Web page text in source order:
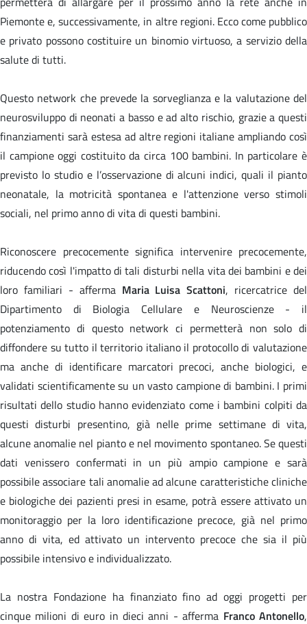
Piemonte e, successivamente, in altre regioni. Ecco come pubblico
e privato possono costituire un binomio virtuoso, a servizio della
salute di tutti.
Questo network che prevede la sorveglianza e la valutazione del
neurosviluppo di neonati a basso e ad alto rischio, grazie a questi
finanziamenti sarà estesa ad altre regioni italiane ampliando così
il campione oggi costituito da circa 100 bambini. In particolare è
previsto lo studio e l’osservazione di alcuni indici, quali il pianto
neonatale, la motricità spontanea e l'attenzione verso stimoli
sociali, nel primo anno di vita di questi bambini.
Riconoscere precocemente significa intervenire precocemente,
riducendo così l'impatto di tali disturbi nella vita dei bambini e dei
loro familiari - afferma Maria Luisa Scattoni, ricercatrice del
Dipartimento di Biologia Cellulare e Neuroscienze - il
potenziamento di questo network ci permetterà non solo di
diffondere su tutto il territorio italiano il protocollo di valutazione
ma anche di identificare marcatori precoci, anche biologici, e
validati scientificamente su un vasto campione di bambini. I primi
risultati dello studio hanno evidenziato come i bambini colpiti da
questi disturbi presentino, già nelle prime settimane di vita,
alcune anomalie nel pianto e nel movimento spontaneo. Se questi
dati venissero confermati in un più ampio campione e sarà
possibile associare tali anomalie ad alcune caratteristiche cliniche
e biologiche dei pazienti presi in esame, potrà essere attivato un
monitoraggio per la loro identificazione precoce, già nel primo
anno di vita, ed attivato un intervento precoce che sia il più
possibile intensivo e individualizzato.
La nostra Fondazione ha finanziato fino ad oggi progetti per
cinque milioni di euro in dieci anni - afferma Franco Antonello,